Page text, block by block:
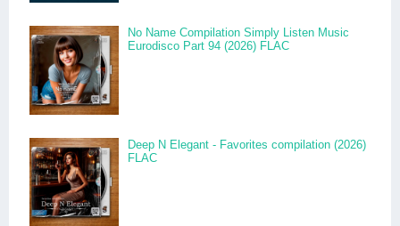
No Name Compilation Simply Listen Music
Eurodisco Part 94 (2026) FLAC
Deep N Elegant - Favorites compilation (2026)
FLAC